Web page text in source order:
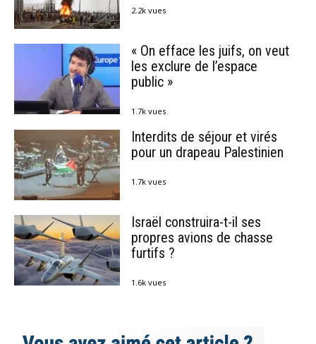
2.2k vues
« On efface les juifs, on veut
les exclure de l’espace
public »
1.7k vues
Interdits de séjour et virés
pour un drapeau Palestinien
1.7k vues
Israël construira-t-il ses
propres avions de chasse
furtifs ?
1.6k vues